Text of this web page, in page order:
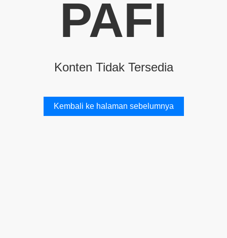
PAFI
Konten Tidak Tersedia
Kembali ke halaman sebelumnya